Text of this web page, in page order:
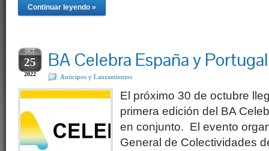
Continuar leyendo »
OCT
25
2022
BA Celebra España y Portugal
Anticipos y Lanzamientos
El próximo 30 de octubre
primera edición del BA
en conjunto. El evento
General de Colectividades